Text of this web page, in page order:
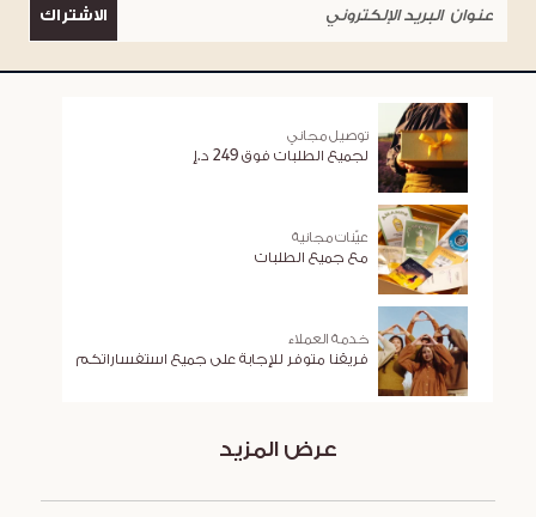
الاشتراك
توصيل مجاني
لجميع الطلبات فوق 249 د.إ
عيّنات مجانية
مع جميع الطلبات
خدمة العملاء
فريقنا متوفر للإجابة على جميع استفساراتكم
عرض المزيد